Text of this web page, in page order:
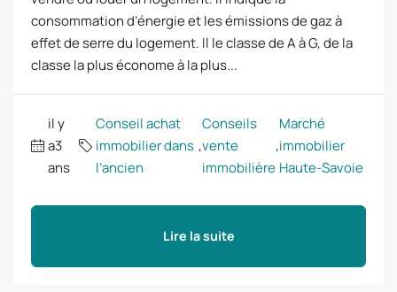
consommation d’énergie et les émissions de gaz à
effet de serre du logement. Il le classe de A à G, de la
classe la plus économe à la plus...
il y
a3
ans
Conseil achat
immobilier dans
l’ancien
,
Conseils
vente
immobilière
,
Marché
immobilier
Haute-Savoie
Lire la suite